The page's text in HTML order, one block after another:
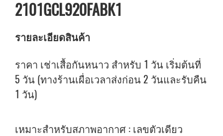
2101GCL920FABK1
รายละเอียดสินค้า
ราคา เช่าเสื้อกันหนาว สำหรับ 1 วัน เริ่มต้นที่
5 วัน (ทางร้านเผื่อเวลาส่งก่อน 2 วันและรับคืน
1 วัน)
เหมาะสำหรับสภาพอากาศ : เลขตัวเดียว